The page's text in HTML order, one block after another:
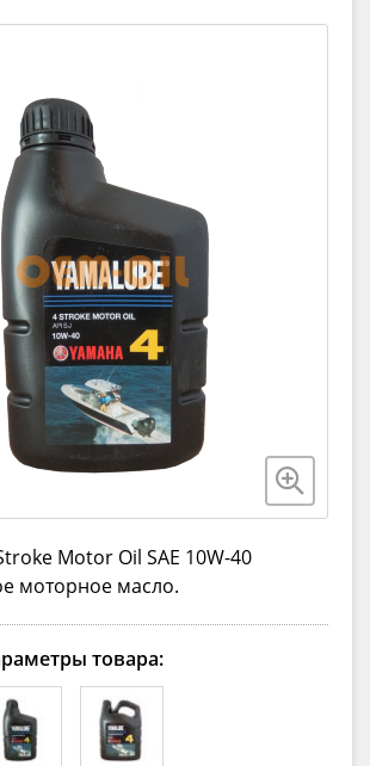
Motor Oil SAE 10W-40
моторное масло.
товара: